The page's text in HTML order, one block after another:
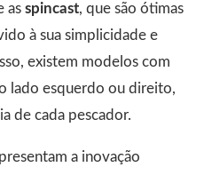
as spincast, que são ótimas
à sua simplicidade e
existem modelos com
lado esquerdo ou direito,
de cada pescador.
a inovação